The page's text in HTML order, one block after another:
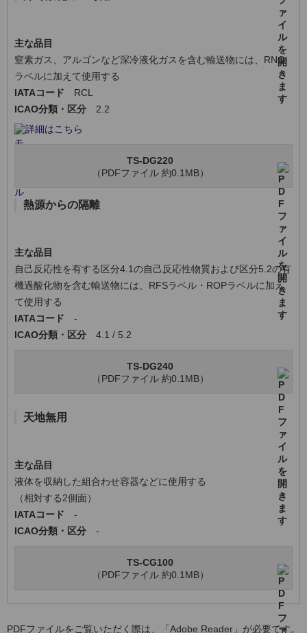
主な品目
窒素ガス、アルゴンなど深冷液化ガスを含む輸送物には、RNG
ラベルに加えて使用する
IATAコード RCL
ICAO分類・区分 2.2
詳細はこちら
TS-DG220
（PDFファイル 約0.1MB）
熱源からの隔離
主な品目
自己反応性を有する区分4.1の自己反応性物質および区分5.2の有
機過酸化物を含む輸送物には、RFSラベル・ROPラベルに加え
て使用する
IATAコード -
ICAO分類・区分 4.1 / 5.2
TS-DG240
（PDFファイル 約0.1MB）
天地無用
主な品目
液体を収納した組合わせ容器などに使用する
（相対する2側面）
IATAコード -
ICAO分類・区分 -
TS-CG100
（PDFファイル 約0.1MB）
PDFファイルをご覧いただく際は、「Adobe Reader」が必要です。